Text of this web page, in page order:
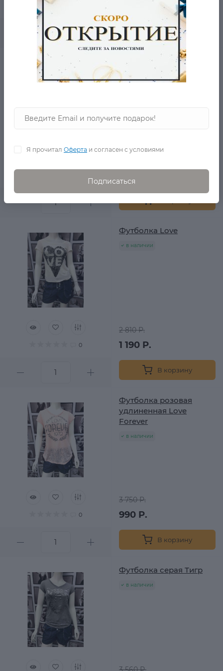
В корзину
Топ полосатый
в наличии
0
Футболка Love
в наличии
2 810 Р.
1 190 Р.
В корзину
0
Футболка розовая
удлиненная Love
Forever
в наличии
3 750 Р.
990 Р.
В корзину
Футболка серая Тигр
в наличии
Я прочитал Оферта и согласен с условиями
Подписаться